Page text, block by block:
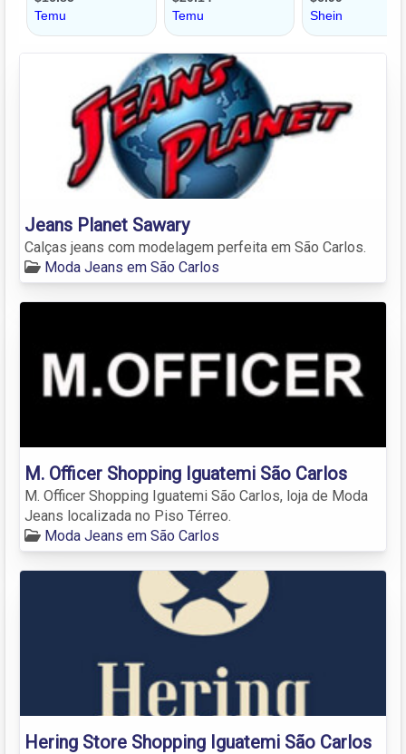
Jeans Planet Sawary
Calças jeans com modelagem perfeita em São Carlos.
Moda Jeans em São Carlos
M. Officer Shopping Iguatemi São Carlos
M. Officer Shopping Iguatemi São Carlos, loja de Moda
Jeans localizada no Piso Térreo.
Moda Jeans em São Carlos
Hering Store Shopping Iguatemi São Carlos